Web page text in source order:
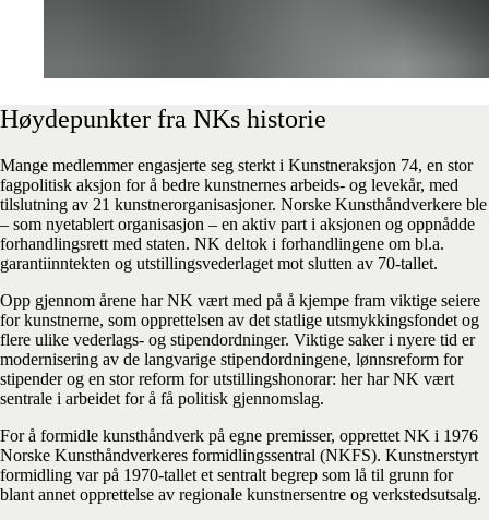
Høydepunkter fra NKs historie
Mange medlemmer engasjerte seg sterkt i Kunstneraksjon 74, en stor
fagpolitisk aksjon for å bedre kunstnernes arbeids- og levekår, med
tilslutning av 21 kunstnerorganisasjoner. Norske Kunsthåndverkere ble
– som nyetablert organisasjon – en aktiv part i aksjonen og oppnådde
forhandlingsrett med staten. NK deltok i forhandlingene om bl.a.
garantiinntekten og utstillingsvederlaget mot slutten av 70-tallet.
Opp gjennom årene har NK vært med på å kjempe fram viktige seiere
for kunstnerne, som opprettelsen av det statlige utsmykkingsfondet og
flere ulike vederlags- og stipendordninger. Viktige saker i nyere tid er
modernisering av de langvarige stipendordningene, lønnsreform for
stipender og en stor reform for utstillingshonorar: her har NK vært
sentrale i arbeidet for å få politisk gjennomslag.
For å formidle kunsthåndverk på egne premisser, opprettet NK i 1976
Norske Kunsthåndverkeres formidlingssentral (NKFS). Kunstnerstyrt
formidling var på 1970-tallet et sentralt begrep som lå til grunn for
blant annet opprettelse av regionale kunstnersentre og verkstedsutsalg.